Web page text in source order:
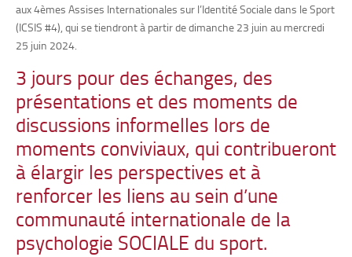
aux 4èmes Assises Internationales sur l’Identité Sociale dans le Sport
(ICSIS #4), qui se tiendront à partir de dimanche 23 juin au mercredi
25 juin 2024.
3 jours pour des échanges, des
présentations et des moments de
discussions informelles lors de
moments conviviaux, qui contribueront
à élargir les perspectives et à
renforcer les liens au sein d’une
communauté internationale de la
psychologie SOCIALE du sport.